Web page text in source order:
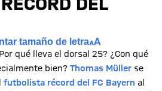
tamaño de letra
qué lleva el dorsal 25? ¿Con qué
bien? Thomas Müller se
futbolista récord del FC Bayern al